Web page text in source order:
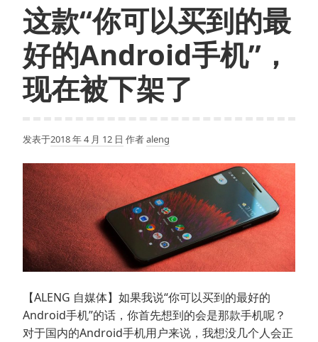
这款“你可以买到的最
好的Android手机”，
现在被下架了
发表于2018 年 4 月 12 日 作者aleng
【ALENG 自媒体】如果我说“你可以买到的最好的
Android手机”的话，你首先想到的会是那款手机呢？
对于国内的Android手机用户来说，我想没几个人会正